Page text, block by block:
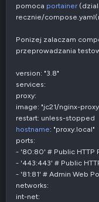
pomoca portainer
recznie/
Ponizej zalaczam
przeprowadzania
version: "3.8"
services:
proxy:
image: "jc21/nginx-
restart: unless-stopped
hostname: "proxy.local"
ports:
- '80:80' # Public HTTP
- '443:443' # Public
- '81:81' # Admin Web
networks:
int-net: